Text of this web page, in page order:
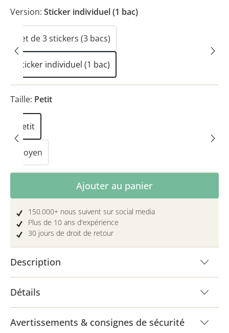
Version: Sticker individuel (1 bac)
Set de 3 stickers (3 bacs)
Sticker individuel (1 bac)
Taille: Petit
Petit
Moyen
Quantité de produit : Entrez la quantité
Ajouter au panier
150.000+ nous suivent sur social media
Plus de 10 ans d'expérience
30 jours de droit de retour
Description
Détails
Avertissements & consignes de sécurité